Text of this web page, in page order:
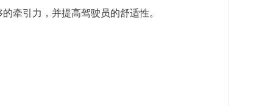
牵引力，并提高驾驶员的舒适性。